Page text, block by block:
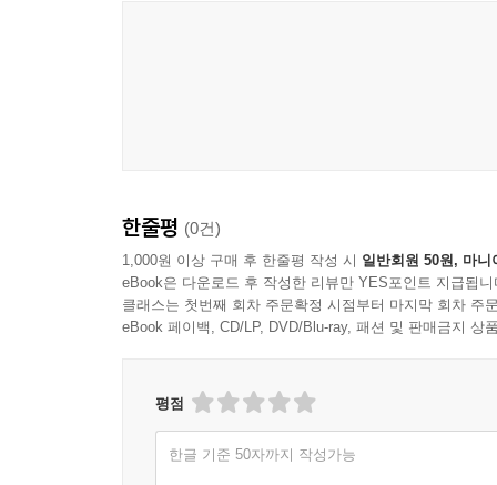
한줄평 (0건)
1,000원 이상 구매 후 한줄평 작성 시 일반회원 50원, 마니
eBook은 다운로드 후 작성한 리뷰만 YES포인트 지급됩니
클래스는 첫번째 회차 주문확정 시점부터 마지막 회차 주
eBook 페이백, CD/LP, DVD/Blu-ray, 패션 및 판매금지 상
평점
한글 기준 50자까지 작성가능